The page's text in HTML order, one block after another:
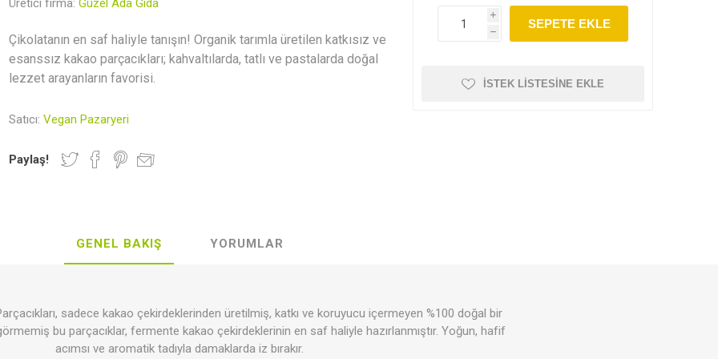
ve Mumlar Hediye Rehberi
Kahvaltılık Gevrekler
Kaplar Deodorantlar
Newer Foods Lethe Vegan Elmasoğlu Vegan Masa Naturiga
Üretici firma: Güzel Ada Gıda
Çikolatanın en saf haliyle tanışın! Organik tarımla üretilen katkısız ve
esanssız kakao parçacıkları; kahvaltılarda, tatlı ve pastalarda doğal
lezzet arayanların favorisi.
Satıcı: Vegan Pazaryeri
Paylaş!
i
h
SEPETE EKLE
İSTEK LISTESINE EKLE
GENEL BAKIŞ YORUMLAR
sadece kakao çekirdeklerinden üretilmiş, katkı ve koruyucu içermeyen %100 doğal bir
bu parçacıklar, fermente kakao çekirdeklerinin en saf haliyle hazırlanmıştır. Yoğun, hafif
acımsı ve aromatik tadıyla damaklarda iz bırakır.